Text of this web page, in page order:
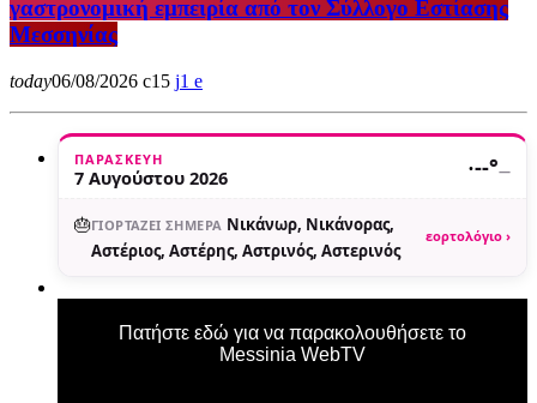
γαστρονομική εμπειρία από τον Σύλλογο Εστίασης
Μεσσηνίας
today06/08/2026 15 1
ΠΑΡΑΣΚΕΥΉ
7 Αυγούστου 2026 ·--°—
🎂ΓΙΟΡΤΆΖΕΙ ΣΉΜΕΡΑ Νικάνωρ, Νικάνορας,
Αστέριος, Αστέρης, Αστρινός, Αστερινός
εορτολόγιο ›
Πατήστε εδώ για να παρακολουθήσετε το
Messinia WebTV